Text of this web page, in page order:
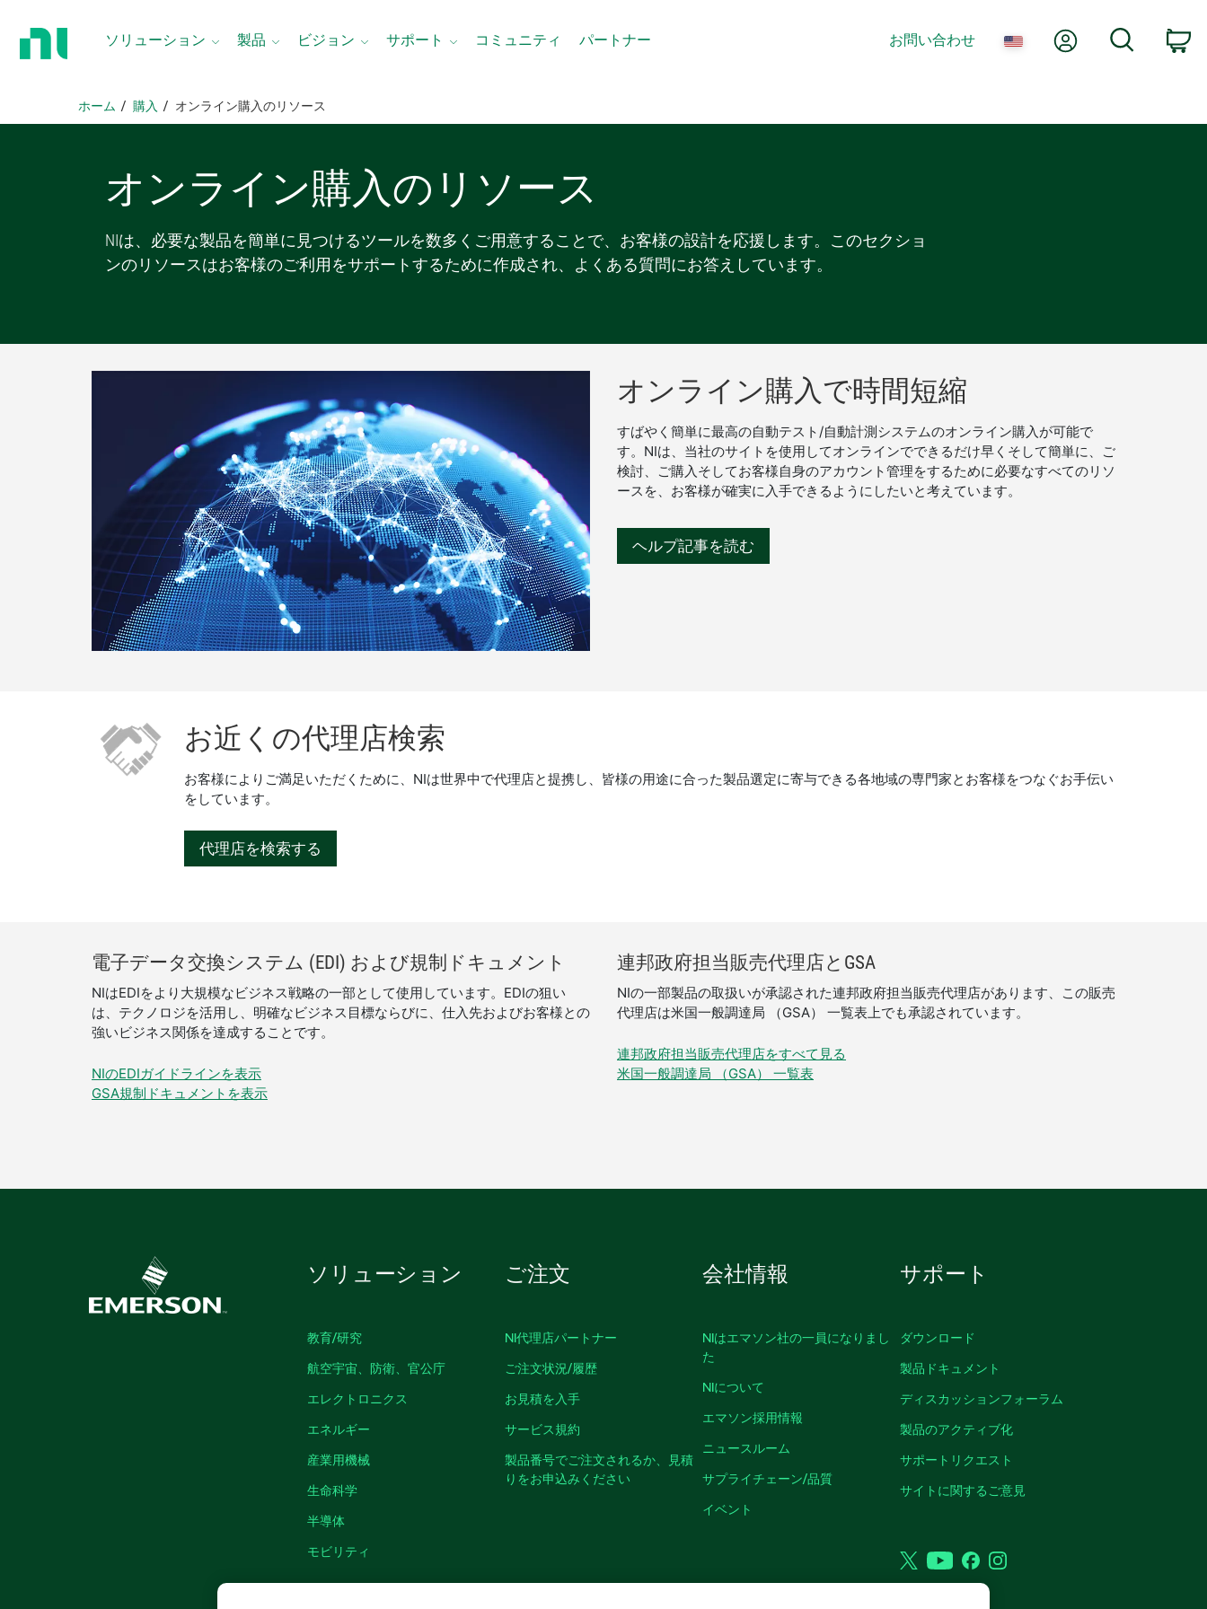
ソリューション 製品 ビジョン サポート コミュニティ パートナー お問い合わせ Myアカウント
ホーム 購入 オンライン購入のリソース
オンライン購入の リソース
NIは、必要な製品を簡単に見つけるツールを数多くご用意することで、お客様の設計を応援します。このセクショ
ンのリソースはお客様のご利用をサポートするために作成され、よくある質問にお答えしています。
オンライン購入で時間短縮
すばやく簡単に最高の自動テスト/自動計測システムのオンライン購入が可能で
す。NIは、当社のサイトを使用してオンラインでできるだけ早くそして簡単に、ご
検討、ご購入そしてお客様自身のアカウント管理をするために必要なすべてのリソ
ースを、お客様が確実に入手できるようにしたいと考えています。
ヘルプ記事を読む
お近くの代理店検索
お客様によりご満足いただくために、NIは世界中で代理店と提携し、皆様の用途に合った製品選定に寄与できる各地域の専門家とお客様をつなぐお手伝い
をしています。
代理店を検索する
電子データ交換システム (EDI) および規制 ドキュメント
NIはEDIをより大規模なビジネス戦略の一部として使用しています。EDIの狙い
は、テクノロジを活用し、明確なビジネス目標ならびに、仕入先およびお客様との
強いビジネス関係を達成することです。
NIのEDIガイドラインを表示
GSA規制ドキュメントを表示
連邦政府担当販売代理店と GSA
NIの一部製品の取扱いが承認された連邦政府担当販売代理店があります、この販売
代理店は米国一般調達局 （GSA） 一覧表上でも承認されています。
連邦政府担当販売代理店をすべて見る
米国一般調達局 （GSA） 一覧表
ソリューション
教育/研究
航空宇宙、防衛、官公庁
エレクトロニクス
エネルギー
産業用機械
生命科学
半導体
モビリティ
ご注文
NI代理店パートナー
ご注文状況/履歴
お見積を入手
サービス規約
製品番号でご注文されるか、見積
りをお申込みください
会社情報
NIはエマソン社の一員になりまし
た
NIについて
エマソン採用情報
ニュースルーム
サプライチェーン/品質
イベント
サポート
ダウンロード
製品ドキュメント
ディスカッションフォーラム
製品のアクティブ化
サポートリクエスト
サイトに関するご意見
TwitterYouTubeFacebookInstagram